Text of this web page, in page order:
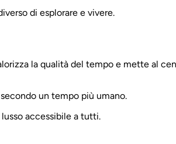
di esplorare e vivere.
la qualità del tempo e mette al
un tempo più umano.
accessibile a tutti.